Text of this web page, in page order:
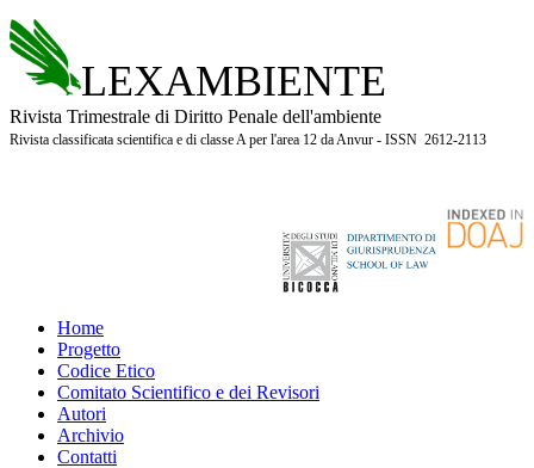
LEXAMBIENTE
Rivista Trimestrale di Diritto Penale dell'ambiente
Rivista classificata scientifica e di classe A per l'area 12 da Anvur - ISSN 2612-2113
Home
Progetto
Codice Etico
Comitato Scientifico e dei Revisori
Autori
Archivio
Contatti